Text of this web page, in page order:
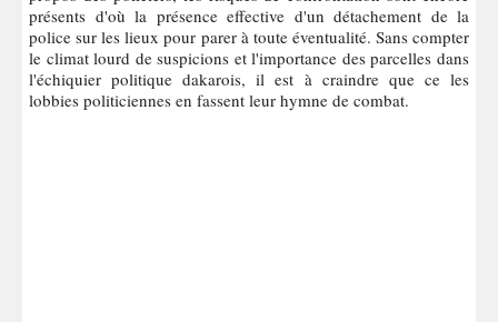
présents d'où la présence effective d'un détachement de la
police sur les lieux pour parer à toute éventualité. Sans compter
le climat lourd de suspicions et l'importance des parcelles dans
l'échiquier politique dakarois, il est à craindre que ce les
lobbies politiciennes en fassent leur hymne de combat.